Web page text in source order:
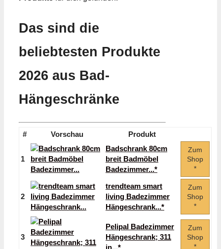
Das sind die
beliebtesten Produkte
2026 aus Bad-
Hängeschränke
# Vorschau Produkt
1
Badschrank 80cm
breit Badmöbel
Badezimmer...*
Zum
Shop
*
2
trendteam smart
living Badezimmer
Hängeschrank...*
Zum
Shop
*
3
Pelipal Badezimmer
Hängeschrank; 311
Zum
Shop
*